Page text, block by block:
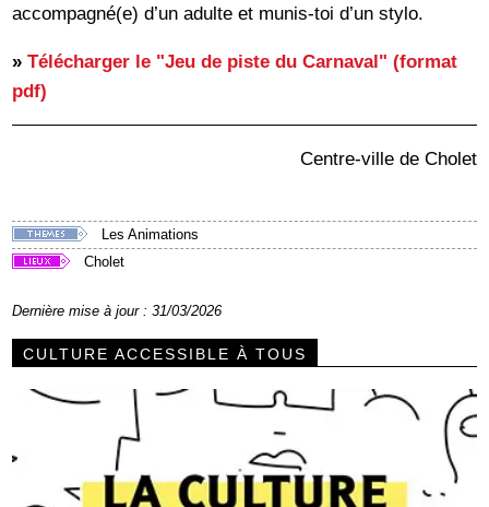
accompagné(e) d’un adulte et munis-toi d’un stylo.
»Télécharger le "Jeu de piste du Carnaval" (format
pdf)
Centre-ville de Cholet
Les Animations
Cholet
Dernière mise à jour : 31/03/2026
CULTURE ACCESSIBLE À TOUS